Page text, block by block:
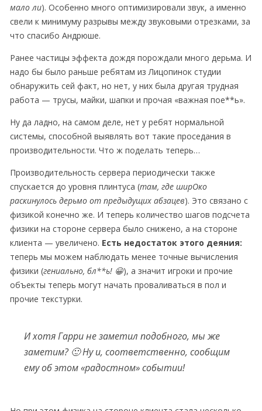
мало ли). Особенно много оптимизировали звук, а именно
свели к минимуму разрывы между звуковыми отрезками, за
что спасибо Андрюше.
Ранее частицы эффекта дождя порождали много дерьма. И
надо бы было раньше ребятам из Лицопинок студии
обнаружить сей факт, но нет, у них была другая трудная
работа — трусы, майки, шапки и прочая «важная пое**ь».
Ну да ладно, на самом деле, нет у ребят нормальной
системы, способной выявлять вот такие проседания в
производительности. Что ж поделать теперь…
Производительность сервера периодически также
спускается до уровня плинтуса (там, где ширОко
раскинулось дерьмо от предыдущих абзацев). Это связано с
физикой конечно же. И теперь количество шагов подсчета
физики на стороне сервера было снижено, а на стороне
клиента — увеличено. Есть недостаток этого деяния:
теперь мы можем наблюдать менее точные вычисления
физики (гениально, бл**ь! 😀), а значит игроки и прочие
объекты теперь могут начать проваливаться в пол и
прочие текстурки.
И хотя Гарри не заметил подобного, мы же
заметим? 🙂 Ну и, соответственно, сообщим
ему об этом «радостном» событии!